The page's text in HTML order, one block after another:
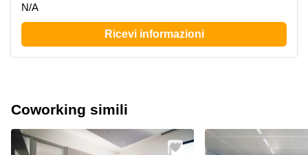
N/A
Ricevi informazioni
Coworking simili